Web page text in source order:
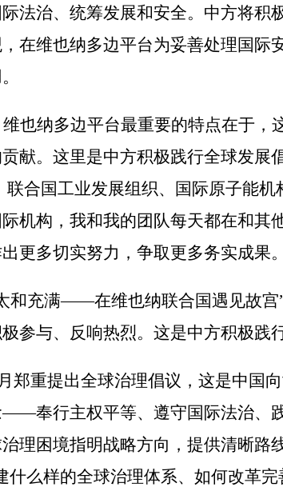
法治、统筹发展和安全。中方将积
在维也纳多边平台为妥善处理国际
也纳多边平台最重要的特点在于，
献。这里是中方积极践行全球发展
合国工业发展组织、国际原子能
机构，我和我的团队每天都在和其
更多切实努力，争取更多务实成果。
和充满——在维也纳联合国遇见故宫
参与、反响热烈。这是中方积极践
月郑重提出全球治理倡议，这是中国
——奉行主权平等、遵守国际法治、
理困境指明战略方向，提供清晰路
什么样的全球治理体系、如何改革完